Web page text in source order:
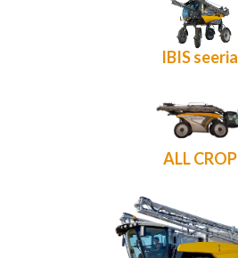
IBIS seeria
ALL CROP